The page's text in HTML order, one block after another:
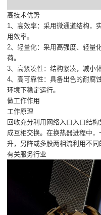
高技术优势
1、高效率：采用微通道结构，
用效率。
2、轻量化：采用高强度、轻量
荷。
3、高紧凑性：结构紧凑，减小
4、高可靠性：具备出色的耐腐
环境下稳定运行。
做工作作用
工作原理
回收充分利用网络入口入口结
成互相交换。在换热器进程中
升，另阵或多股两相流利用不同
有关服务行业